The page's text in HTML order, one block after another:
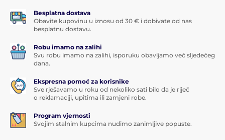
Besplatna dostava
Obavite kupovinu u iznosu od 30 € i dobivate od nas
besplatnu dostavu.
Robu imamo na zalihi
Svu robu imamo na zalihi, isporuku obavljamo već sljedećeg
dana.
Ekspresna pomoć za korisnike
Sve rješavamo u roku od nekoliko sati bilo da je riječ
o reklamaciji, upitima ili zamjeni robe.
Program vjernosti
Svojim stalnim kupcima nudimo zanimljive popuste.